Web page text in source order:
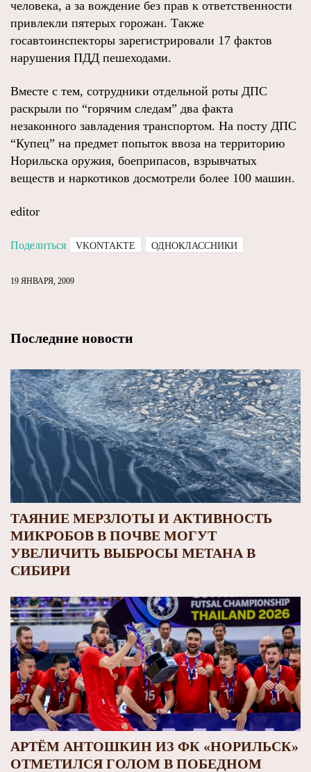
человека, а за вождение без прав к ответственности
привлекли пятерых горожан. Также
госавтоинспекторы зарегистрировали 17 фактов
нарушения ПДД пешеходами.
Вместе с тем, сотрудники отдельной роты ДПС
раскрыли по “горячим следам” два факта
незаконного завладения транспортом. На посту ДПС
“Купец” на предмет попыток ввоза на территорию
Норильска оружия, боеприпасов, взрывчатых
веществ и наркотиков досмотрели более 100 машин.
editor
Поделиться VKONTAKTE ОДНОКЛАССНИКИ
19 ЯНВАРЯ, 2009
Последние новости
ТАЯНИЕ МЕРЗЛОТЫ И АКТИВНОСТЬ
МИКРОБОВ В ПОЧВЕ МОГУТ
УВЕЛИЧИТЬ ВЫБРОСЫ МЕТАНА В
СИБИРИ
АРТЁМ АНТОШКИН ИЗ ФК «НОРИЛЬСК»
ОТМЕТИЛСЯ ГОЛОМ В ПОБЕДНОМ